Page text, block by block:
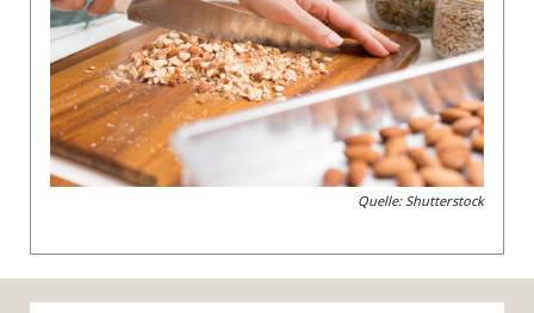
Quelle: Shutterstock